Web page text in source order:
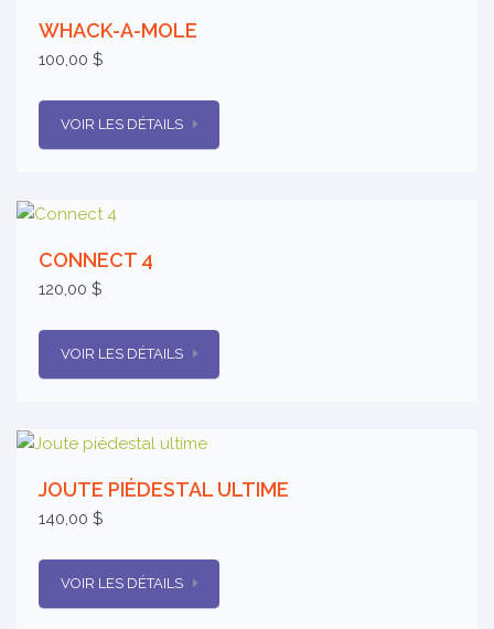
WHACK-A-MOLE
100,00 $
VOIR LES DÉTAILS
CONNECT 4
120,00 $
VOIR LES DÉTAILS
JOUTE PIÉDESTAL ULTIME
140,00 $
VOIR LES DÉTAILS